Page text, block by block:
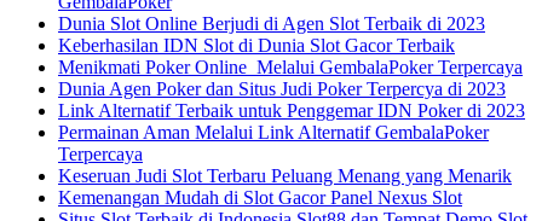
Dunia Slot Online Berjudi di Agen Slot Terbaik di 2023
Keberhasilan IDN Slot di Dunia Slot Gacor Terbaik
Menikmati Poker Online Melalui GembalaPoker Terpercaya
Dunia Agen Poker dan Situs Judi Poker Terpercya di 2023
Link Alternatif Terbaik untuk Penggemar IDN Poker di 2023
Permainan Aman Melalui Link Alternatif GembalaPoker
Terpercaya
Keseruan Judi Slot Terbaru Peluang Menang yang Menarik
Kemenangan Mudah di Slot Gacor Panel Nexus Slot